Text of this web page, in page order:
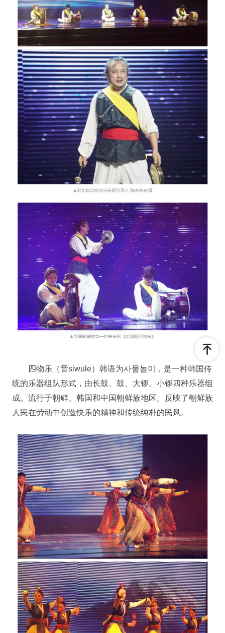
四物乐（音siwule）韩语为사물놀이，是一种韩国传
统的乐器组队形式，由长鼓、鼓、大锣、小锣四种乐器组
成。流行于朝鲜、韩国和中国朝鲜族地区。反映了朝鲜族
人民在劳动中创造快乐的精神和传统纯朴的民风。